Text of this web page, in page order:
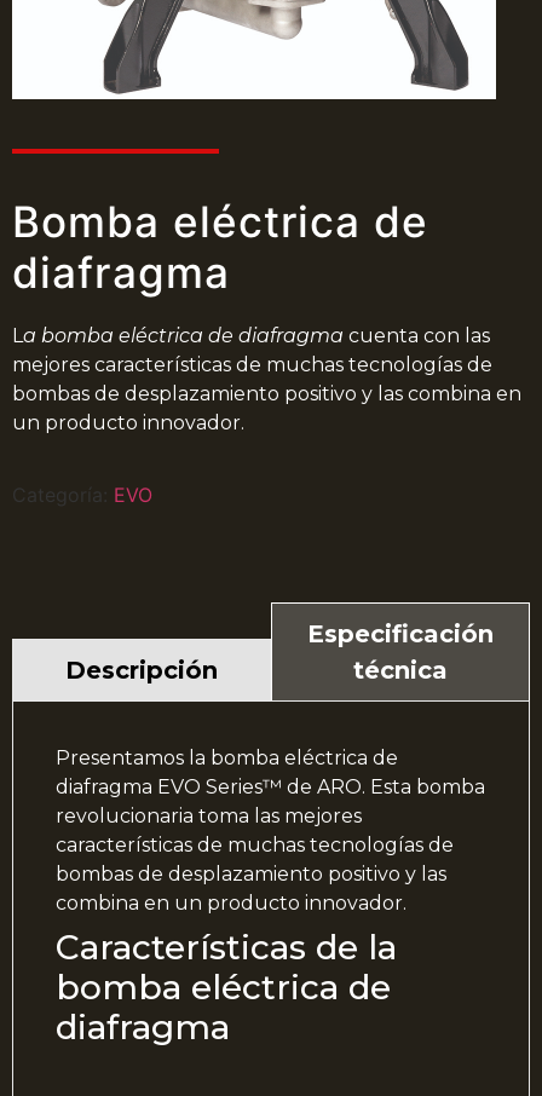
Bomba eléctrica de
diafragma
La bomba eléctrica de diafragma cuenta con las
mejores características de muchas tecnologías de
bombas de desplazamiento positivo y las combina en
un producto innovador.
Categoría: EVO
Descripción
Especificación
técnica
Presentamos la bomba eléctrica de
diafragma EVO Series™ de ARO. Esta bomba
revolucionaria toma las mejores
características de muchas tecnologías de
bombas de desplazamiento positivo y las
combina en un producto innovador.
Características de la
bomba eléctrica de
diafragma